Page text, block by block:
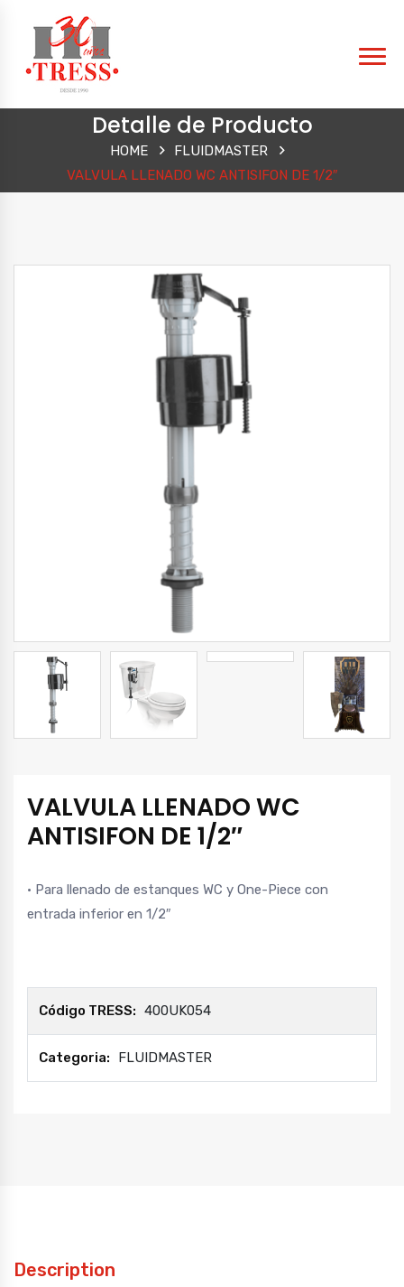
Detalle de Producto
HOME
FLUIDMASTER
VALVULA LLENADO WC ANTISIFON DE 1/2″
VALVULA LLENADO WC
ANTISIFON DE 1/2″
• Para llenado de estanques WC y One-Piece con
entrada inferior en 1/2″
Código TRESS: 400UK054
Categoria: FLUIDMASTER
Description